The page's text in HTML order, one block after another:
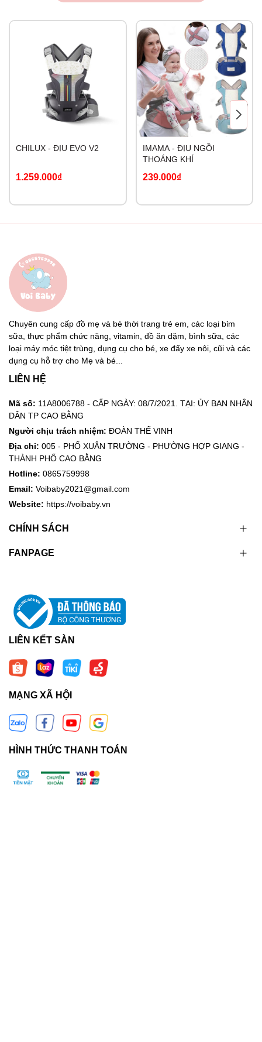
CHILUX - ĐỊU EVO V2
1.259.000₫
IMAMA - ĐỊU NGỒI
THOÁNG KHÍ
239.000₫
Chuyên cung cấp đồ mẹ và bé thời trang trẻ em, các loại bỉm
sữa, thực phẩm chức năng, vitamin, đồ ăn dặm, bình sữa, các
loại máy móc tiệt trùng, dụng cụ cho bé, xe đẩy xe nôi, cũi và các
dụng cụ hỗ trợ cho Mẹ và bé...
LIÊN HỆ
Mã số: 11A8006788 - CẤP NGÀY: 08/7/2021. TẠI: ỦY BAN NHÂN
DÂN TP CAO BẰNG
Người chịu trách nhiệm: ĐOÀN THẾ VINH
Địa chỉ: 005 - PHỐ XUÂN TRƯỜNG - PHƯỜNG HỢP GIANG -
THÀNH PHỐ CAO BẰNG
Hotline: 0865759998
Email: Voibaby2021@gmail.com
Website: https://voibaby.vn
CHÍNH SÁCH
FANPAGE
LIÊN KẾT SÀN
MẠNG XÃ HỘI
HÌNH THỨC THANH TOÁN